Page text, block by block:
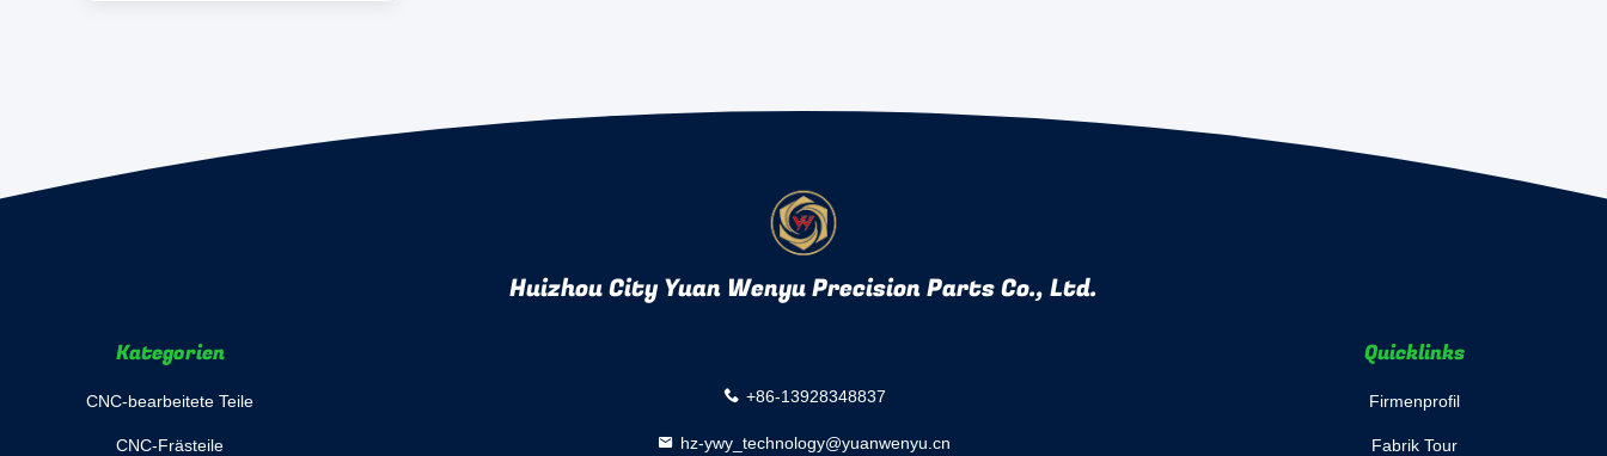
Huizhou City Yuan Wenyu Precision Parts Co., Ltd.
Kategorien
CNC-bearbeitete Teile
CNC-Frästeile
+86-13928348837
hz-ywy_technology@yuanwenyu.cn
Quicklinks
Firmenprofil
Fabrik Tour